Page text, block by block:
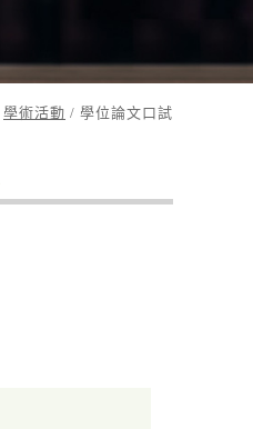
學術活動 / 學位論文口試